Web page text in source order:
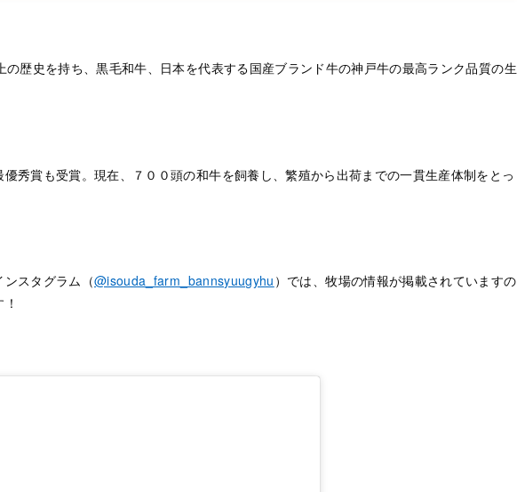
歴史を持ち、黒毛和牛、日本を代表する国産ブランド牛の神戸牛の最高ランク品質の生
秀賞も受賞。現在、７００頭の和牛を飼養し、繁殖から出荷までの一貫生産体制をとっ
スタグラム（@isouda_farm_bannsyuugyhu ）では、牧場の情報が掲載されていますの